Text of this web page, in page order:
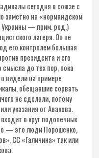
сегодня в союзе с
заметно на «нормандском
Украины — прим. ред.)
лагеря. Он не
его контролем большая
президента и его
до тех пор, пока
видели на примере
обещавшие сорвать
не сделали, потому
указания от Авакова.
в круг подопечных
— это люди Порошенко,
СС «Галичина» так или